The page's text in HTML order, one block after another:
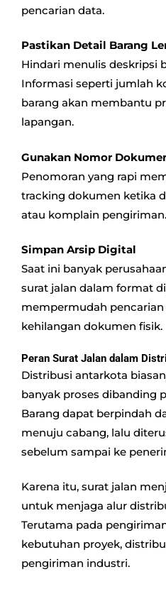
pencarian data.
Pastikan Detail Barang
Hindari menulis deskripsi
Informasi seperti jumlah
barang akan membantu
lapangan.
Gunakan Nomor
Penomoran yang rapi
tracking dokumen ketika
atau komplain pengiriman.
Simpan Arsip Digital
Saat ini banyak
surat jalan dalam format
mempermudah
kehilangan dokumen fisik.
Peran Surat Jalan dalam
Distribusi antarkota
banyak proses dibanding
Barang dapat berpindah
menuju cabang, lalu
sebelum sampai ke
Karena itu, surat jalan
untuk menjaga alur
Terutama pada
kebutuhan proyek,
pengiriman industri.